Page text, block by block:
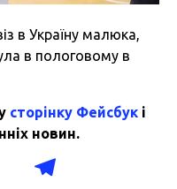
в Україну малюка,
в пологовому в
сторінку Фейсбук і
новин.